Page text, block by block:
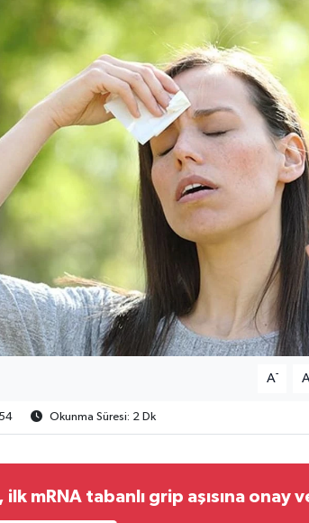
A- A
Okunma Süresi: 2 Dk
ilk mRNA tabanlı grip aşısına onay